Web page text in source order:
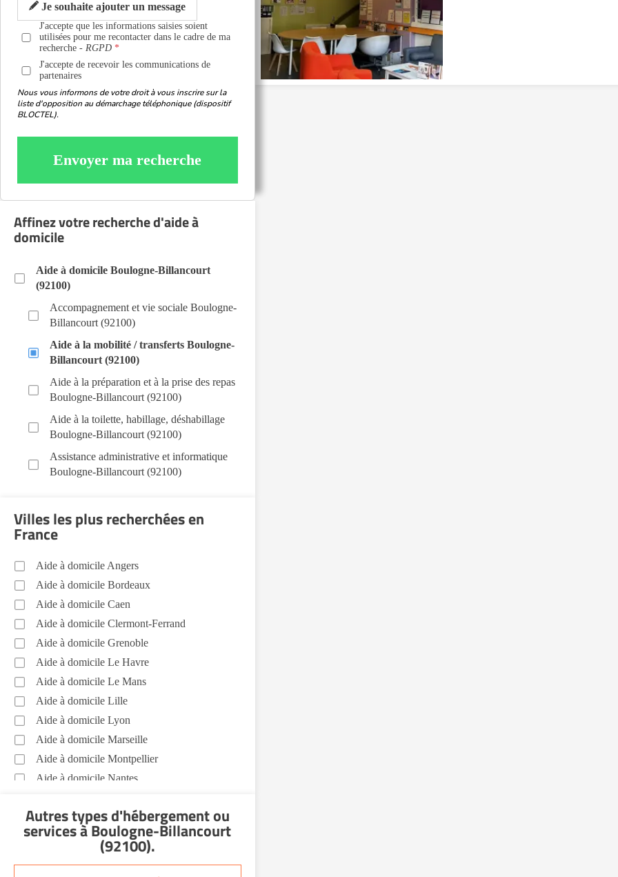
Je souhaite ajouter un message
J'accepte que les informations saisies soient
utilisées pour me recontacter dans le cadre de ma
recherche - RGPD
J'accepte de recevoir les communications de
partenaires
Nous vous informons de votre droit à vous inscrire sur la
liste d'opposition au démarchage téléphonique (dispositif
BLOCTEL).
Envoyer ma recherche
Affinez votre recherche d'aide à
domicile
Aide à domicile Boulogne-Billancourt
(92100)
Accompagnement et vie sociale Boulogne-
Billancourt (92100)
Aide à la mobilité / transferts Boulogne-
Billancourt (92100)
Aide à la préparation et à la prise des repas
Boulogne-Billancourt (92100)
Aide à la toilette, habillage, déshabillage
Boulogne-Billancourt (92100)
Assistance administrative et informatique
Boulogne-Billancourt (92100)
Garde de nuit Boulogne-Billancourt
(92100)
Aide aux courses Boulogne-Billancourt
(92100)
repassage, gestion du linge Boulogne-
Billancourt (92100)
Portage de repas Boulogne-Billancourt
(92100)
Sorties (promenades, rendez-vous
médicaux...) Boulogne-Billancourt (92100)
Promenade animaux de compagnie
Boulogne-Billancourt (92100)
Soins esthétiques Boulogne-Billancourt
Voir toutes les aides à domicile à Boulogne-
Billancourt (92100)
Villes les plus recherchées en
France
Aide à domicile Angers
Aide à domicile Bordeaux
Aide à domicile Caen
Aide à domicile Clermont-Ferrand
Aide à domicile Grenoble
Aide à domicile Le Havre
Aide à domicile Le Mans
Aide à domicile Lille
Aide à domicile Lyon
Aide à domicile Marseille
Aide à domicile Montpellier
Aide à domicile Nantes
Aide à domicile Nîmes
Aide à domicile Orléans
Aide à domicile Paris
Autres types d'hébergement ou
servicesà Boulogne-Billancourt
(92100).